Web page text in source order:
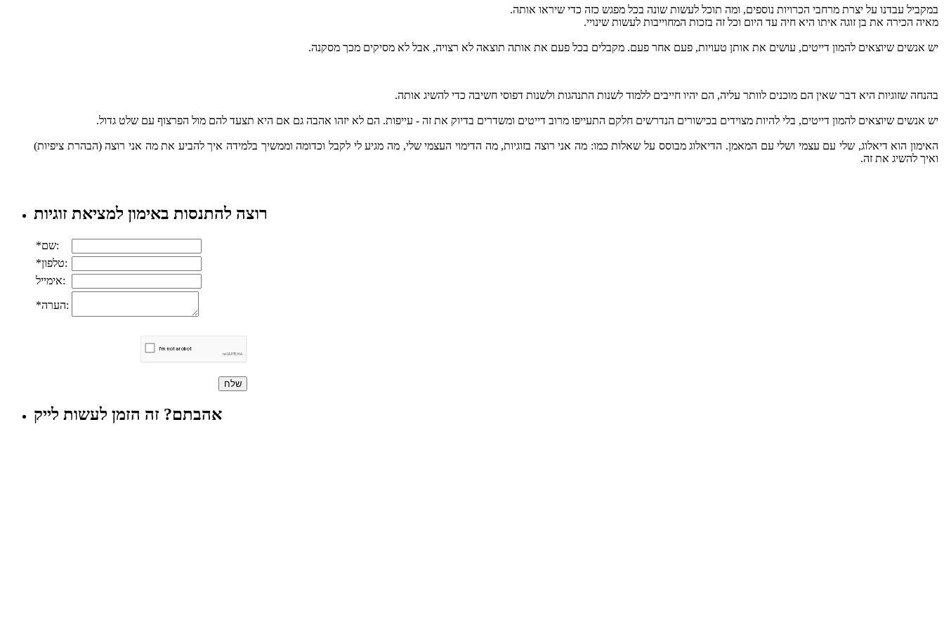
במקביל עבדנו על יצרת מרחבי הכרויות נוספים, ומה תוכל לעשות שונה בכל מפגש כזה כדי שיראו אותה.
מאיה הכירה את בן זוגה איתו היא חיה עד היום וכל זה בזכות המחוייבות לעשות שינויי.
יש אנשים שיוצאים להמון דייטים, עושים את אותן טעויות, פעם אחר פעם. מקבלים בכל פעם את אותה תוצאה לא רצויה, אבל לא מסיקים מכך מסקנה.
בהנחה שזוגיות היא דבר שאין הם מוכנים לוותר עליה, הם יהיו חייבים ללמוד לשנות התנהגות ולשנות דפוסי חשיבה כדי להשיג אותה.
יש אנשים שיוצאים להמון דייטים, בלי להיות מצוידים בכישורים הנדרשים חלקם התעייפו מרוב דייטים ומשדרים בדיוק את זה - עייפות. הם לא יזהו אהבה גם אם היא תצעד להם מול הפרצוף עם שלט גדול.
האימון הוא דיאלוג, שלי עם עצמי ושלי עם המאמן. הדיאלוג מבוסס על שאלות כמו: מה אני רוצה בזוגיות, מה הדימוי העצמי שלי, מה מגיע לי לקבל וכדומה וממשיך בלמידה איך להביע את מה אני רוצה (הבהרת ציפיות)
ואיך להשיג את זה.
רוצה להתנסות באימון למציאת זוגיות
*שם:
*טלפון:
אימייל:
*הערה:
אהבתם? זה הזמן לעשות לייק